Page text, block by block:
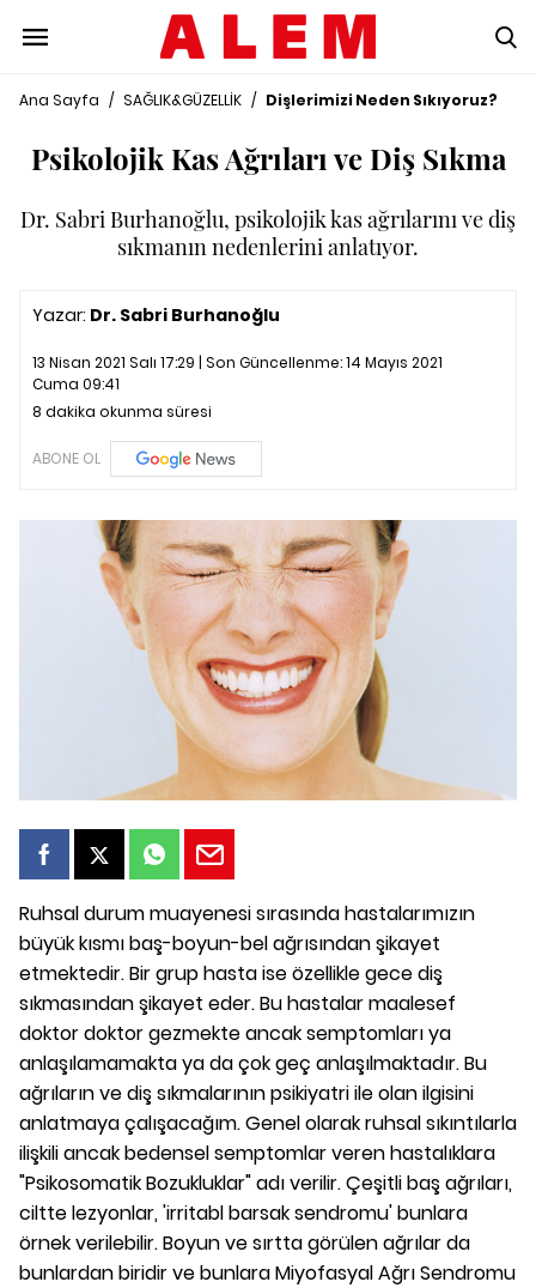
Ana Sayfa / SAĞLIK&GÜZELLİK / Dişlerimizi Neden Sıkıyoruz?
Psikolojik Kas Ağrıları ve Diş Sıkma
Dr. Sabri Burhanoğlu, psikolojik kas ağrılarını ve diş
sıkmanın nedenlerini anlatıyor.
Yazar: Dr. Sabri Burhanoğlu
13 Nisan 2021 Salı 17:29 | Son Güncellenme:14 Mayıs 2021
Cuma 09:41
8 dakika okunma süresi
ABONE OL
Ruhsal durum muayenesi sırasında hastalarımızın
büyük kısmı baş-boyun-bel ağrısından şikayet
etmektedir. Bir grup hasta ise özellikle gece diş
sıkmasından şikayet eder. Bu hastalar maalesef
doktor doktor gezmekte ancak semptomları ya
anlaşılamamakta ya da çok geç anlaşılmaktadır. Bu
ağrıların ve diş sıkmalarının psikiyatri ile olan ilgisini
anlatmaya çalışacağım.Genel olarak ruhsal sıkıntılarla
ilişkili ancak bedensel semptomlar veren hastalıklara
"Psikosomatik Bozukluklar" adı verilir. Çeşitli baş ağrıları,
ciltte lezyonlar, 'irritabl barsak sendromu' bunlara
örnek verilebilir. Boyun ve sırtta görülen ağrılar da
bunlardan biridir ve bunlara Miyofasyal Ağrı Sendromu